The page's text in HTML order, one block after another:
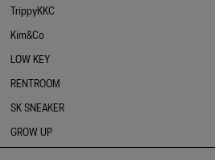
TrippyKKC
Kim&Co
LOW KEY
RENTROOM
SK SNEAKER
GROW UP